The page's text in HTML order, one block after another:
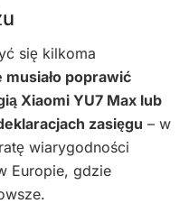
się kilkoma
musiało poprawić
Xiaomi YU7 Max lub
zasięgu – w
wiarygodności
Europie, gdzie